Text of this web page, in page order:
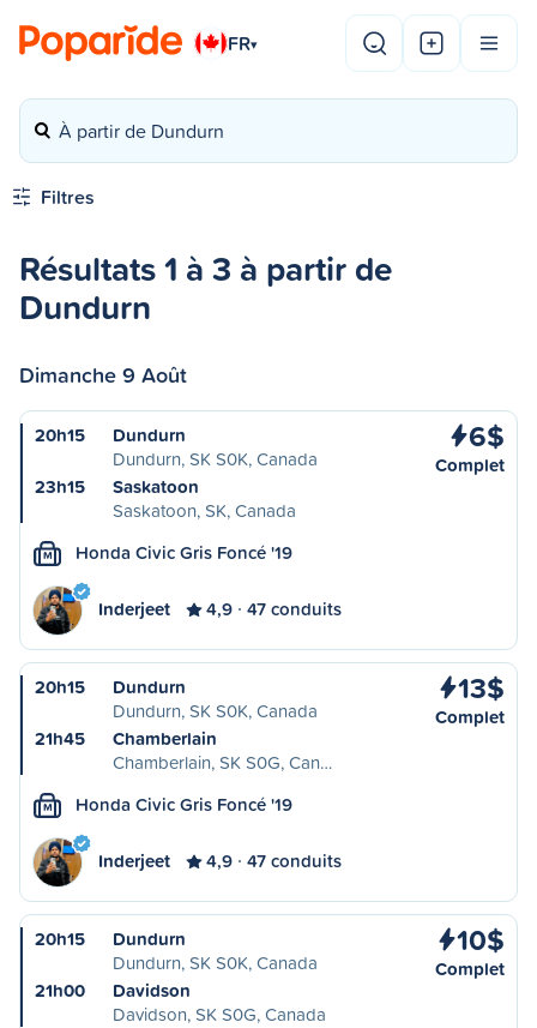
FR▾
À partir de Dundurn
Filtres
Résultats 1 à 3 à partir de
Dundurn
Dimanche 9 Août
20h15
Dundurn
Dundurn, SK S0K, Canada
23h15
Saskatoon
Saskatoon, SK, Canada
6$
Complet
M Honda Civic Gris Foncé '19
Inderjeet 4,9 47 conduits
20h15
Dundurn
Dundurn, SK S0K, Canada
21h45
Chamberlain
Chamberlain, SK S0G, Can…
13$
Complet
M Honda Civic Gris Foncé '19
Inderjeet 4,9 47 conduits
20h15
Dundurn
Dundurn, SK S0K, Canada
21h00
Davidson
Davidson, SK S0G, Canada
10$
Complet